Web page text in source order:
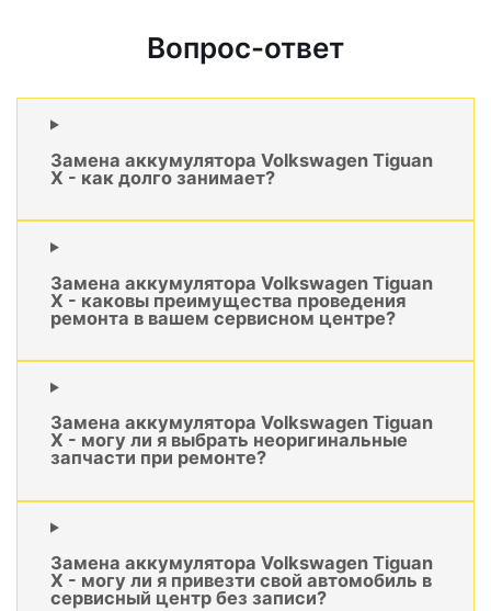
Вопрос-ответ
Замена аккумулятора Volkswagen Tiguan
X - как долго занимает?
Замена аккумулятора Volkswagen Tiguan
X - каковы преимущества проведения
ремонта в вашем сервисном центре?
Замена аккумулятора Volkswagen Tiguan
X - могу ли я выбрать неоригинальные
запчасти при ремонте?
Замена аккумулятора Volkswagen Tiguan
X - могу ли я привезти свой автомобиль в
сервисный центр без записи?